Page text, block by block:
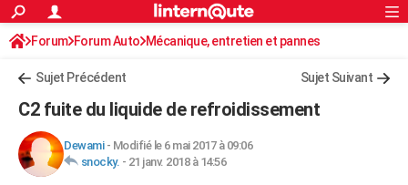
ACTUALITÉS
Politique
Société
Faits Divers
Education
Monde
Villes
+
FINANCE
Retraite
Impôts
Epargne
Immobilier
Risques naturels par ville
Banque
Assurance
Crédit
AUTO
Rechercher
S'inscrire
Connexion
Forum Forum Auto Mécanique, entretien et pannes
Sujet Précédent Sujet Suivant
C2 fuite du liquide de refroidissement
Dewami- Modifié le 6 mai 2017 à 09:06
snocky. - 21 janv. 2018 à 14:56